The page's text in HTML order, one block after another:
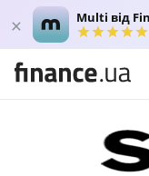
Multi від